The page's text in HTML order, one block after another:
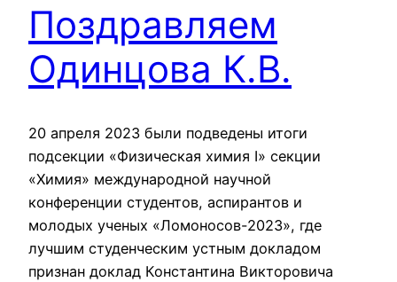
Поздравляем
Одинцова К.В.
20 апреля 2023 были подведены итоги
подсекции «Физическая химия I» секции
«Химия» международной научной
конференции студентов, аспирантов и
молодых ученых «Ломоносов-2023», где
лучшим студенческим устным докладом
признан доклад Константина Викторовича